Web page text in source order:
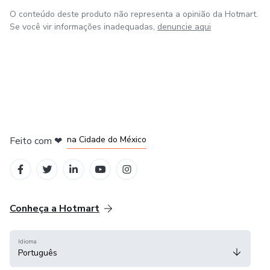
O conteúdo deste produto não representa a opinião da Hotmart.
Se você vir informações inadequadas, denuncie aqui
Feito com ❤ na Cidade do México
Conheça a Hotmart
Idioma
Português